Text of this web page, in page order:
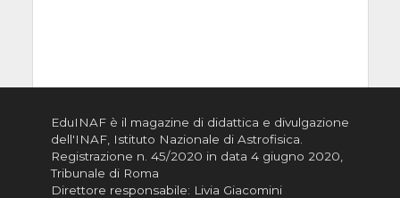
EduINAF è il magazine di didattica e divulgazione
dell'INAF, Istituto Nazionale di Astrofisica
Registrazione n. 45/2020 in data 4 giugno 2020,
Tribunale di Roma
Direttore responsabile: Livia Giacomini